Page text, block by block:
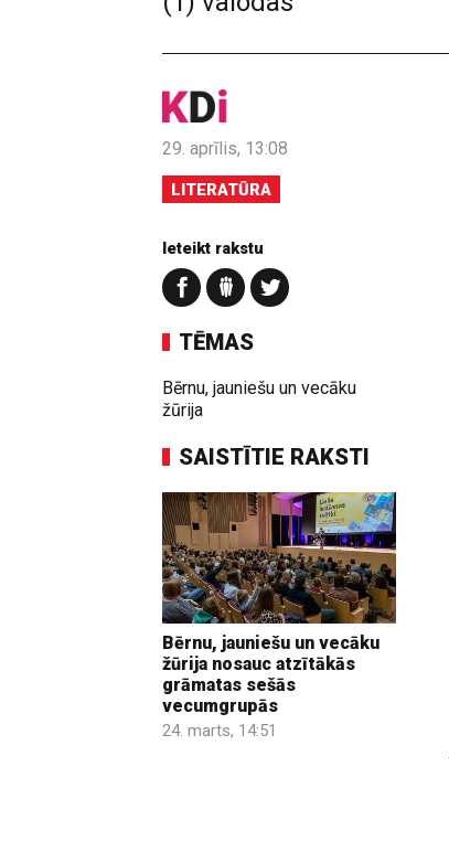
29. aprīlis, 13:08
LITERATŪRA
Ieteikt rakstu
TĒMAS
Bērnu, jauniešu un vecāku
žūrija
SAISTĪTIE RAKSTI
Bērnu, jauniešu un vecāku
žūrija nosauc atzītākās
grāmatas sešās
vecumgrupās
24. marts, 14:51